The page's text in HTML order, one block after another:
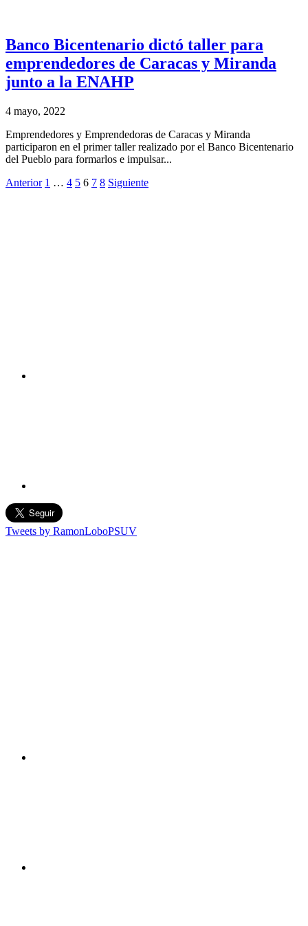
Banco Bicentenario dictó taller para
emprendedores de Caracas y Miranda
junto a la ENAHP
4 mayo, 2022
Emprendedores y Emprendedoras de Caracas y Miranda
participaron en el primer taller realizado por el Banco Bicentenario
del Pueblo para formarlos e impulsar...
Anterior 1 … 4 5 6 7 8 Siguiente
Tweets by RamonLoboPSUV